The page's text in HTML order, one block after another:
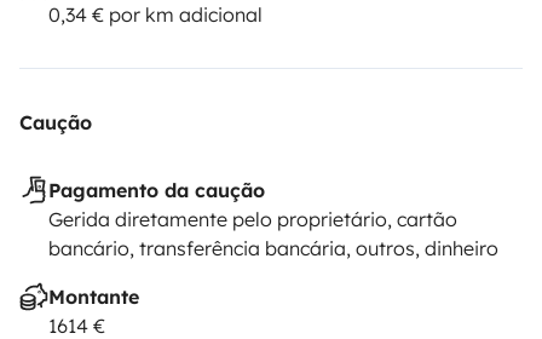
0,34 € por km adicional
Caução
Pagamento da caução
Gerida diretamente pelo proprietário, cartão
bancário, transferência bancária, outros, dinheiro
Montante
1614 €